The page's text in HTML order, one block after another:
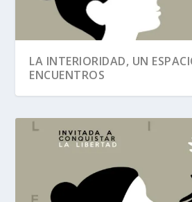
LA INTERIORIDAD, UN
ENCUENTROS